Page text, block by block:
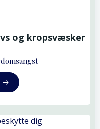
og kropsvæsker